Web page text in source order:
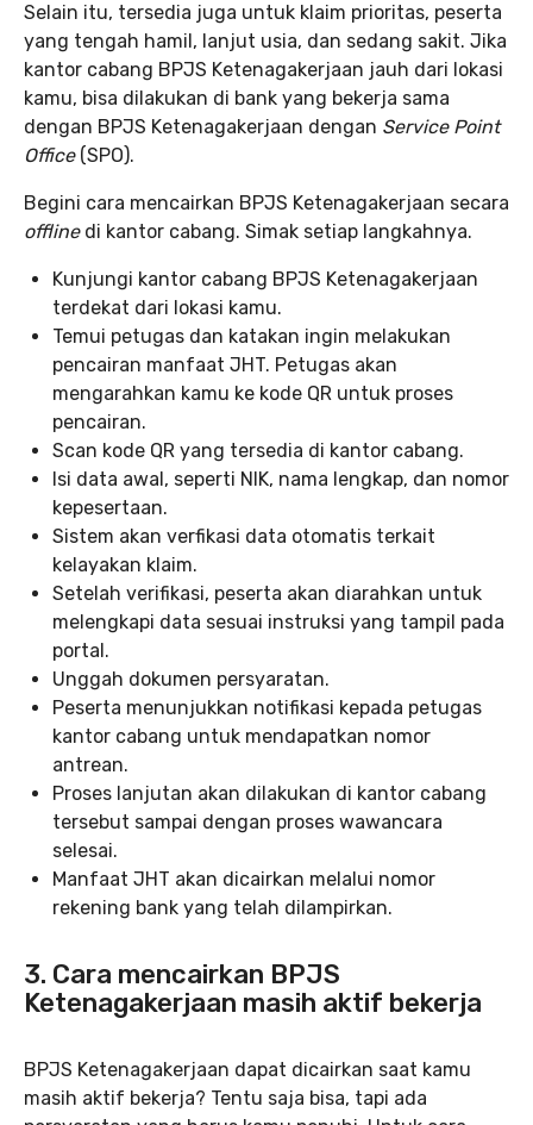
Selain itu, tersedia juga untuk klaim prioritas, peserta
yang tengah hamil, lanjut usia, dan sedang sakit. Jika
kantor cabang BPJS Ketenagakerjaan jauh dari lokasi
kamu, bisa dilakukan di bank yang bekerja sama
dengan BPJS Ketenagakerjaan dengan Service Point
Office (SPO).
Begini cara mencairkan BPJS Ketenagakerjaan secara
offline di kantor cabang. Simak setiap langkahnya.
Kunjungi kantor cabang BPJS Ketenagakerjaan
terdekat dari lokasi kamu.
Temui petugas dan katakan ingin melakukan
pencairan manfaat JHT. Petugas akan
mengarahkan kamu ke kode QR untuk proses
pencairan.
Scan kode QR yang tersedia di kantor cabang.
Isi data awal, seperti NIK, nama lengkap, dan nomor
kepesertaan.
Sistem akan verfikasi data otomatis terkait
kelayakan klaim.
Setelah verifikasi, peserta akan diarahkan untuk
melengkapi data sesuai instruksi yang tampil pada
portal.
Unggah dokumen persyaratan.
Peserta menunjukkan notifikasi kepada petugas
kantor cabang untuk mendapatkan nomor
antrean.
Proses lanjutan akan dilakukan di kantor cabang
tersebut sampai dengan proses wawancara
selesai.
Manfaat JHT akan dicairkan melalui nomor
rekening bank yang telah dilampirkan.
3. Cara mencairkan BPJS
Ketenagakerjaan masih aktif bekerja
BPJS Ketenagakerjaan dapat dicairkan saat kamu
masih aktif bekerja? Tentu saja bisa, tapi ada